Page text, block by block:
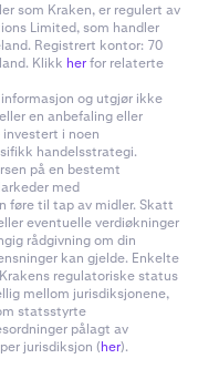
som Kraken, er regulert av
Limited, som handler
Registrert kontor: 70
Klikk herfor relaterte
og utgjør ikke
en anbefaling eller
i noen
handelsstrategi.
på en bestemt
med
føre til tap av midler. Skatt
eventuelle verdiøkninger
rådgivning om din
kan gjelde. Enkelte
regulatoriske status
mellom jurisdiksjonene,
statsstyrte
pålagt av
jurisdiksjon (her).